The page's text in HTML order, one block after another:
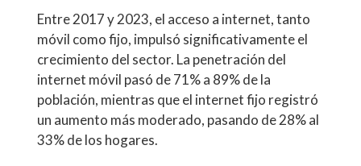
Entre 2017 y 2023, el acceso a internet, tanto
móvil como fijo, impulsó significativamente el
crecimiento del sector. La penetración del
internet móvil pasó de 71% a 89% de la
población, mientras que el internet fijo registró
un aumento más moderado, pasando de 28% al
33% de los hogares.